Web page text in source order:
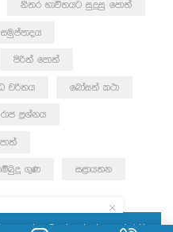
නිතර භාවිතයට සුදුසු පොත්
පිරිත් පොත්
චරිතය බෝසත් කථා
ප්‍රශ්නය
ගුණ සළායතන
Prakashakayo | All